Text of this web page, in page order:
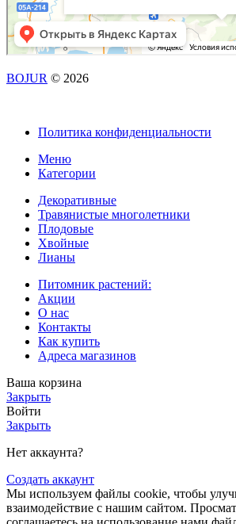
BOJUR © 2026
Политика конфиденциальности
Меню
Категории
Декоративные
Травянистые многолетники
Плодовые
Хвойные
Лианы
Питомник растений:
Акции
О нас
Контакты
Как купить
Адреса магазинов
Ваша корзина
Закрыть
Войти
Закрыть
Нет аккаунта?
Создать аккаунт
Мы используем файлы cookie, чтобы
взаимодействие с нашим сайтом.